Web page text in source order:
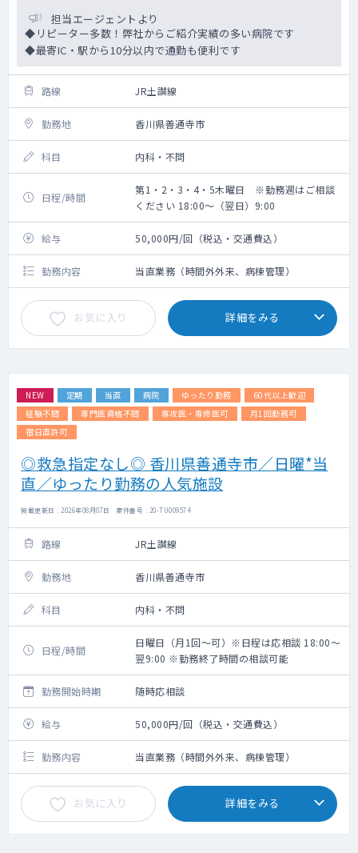
担当エージェントより
◆リピーター多数！弊社からご紹介実績の多い病院です
◆最寄IC・駅から10分以内で通勤も便利です
路線 JR土讃線
勤務地 香川県善通寺市
科目 内科・不問
日程/時間
第1・2・3・4・5木曜日 ※勤務週はご相談
ください 18:00～（翌日）9:00
給与 50,000円/回（税込・交通費込）
勤務内容 当直業務（時間外外来、病棟管理）
お気に入り 詳細をみる
NEW 定期 当直 病院 ゆったり勤務
60代以上歓迎
経験不問
専門医資格不問 専攻医・専修医可
月1回勤務可
宿日直許可
◎救急指定なし◎ 香川県善通寺市／日曜*当
直／ゆったり勤務の人気施設
掲載更新日 : 2026年08月07日 案件番号 : 20-TU009574
路線 JR土讃線
勤務地 香川県善通寺市
科目 内科・不問
日程/時間
日曜日（月1回～可）※日程は応相談 18:00～
翌9:00 ※勤務終了時間の相談可能
勤務開始時期 随時応相談
給与 50,000円/回（税込・交通費込）
勤務内容 当直業務（時間外外来、病棟管理）
お気に入り 詳細をみる